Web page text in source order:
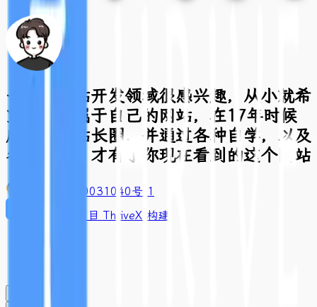
一直对网站开发领域很感兴趣，从小就希
望有一个属于自己的网站，在17年时候
成功进入站长圈，并通过各种自学，以及
各种折腾，才有了你现在看到的这个网站
豫ICP备2020031040号-1
基于开源项目 ThriveX 构建